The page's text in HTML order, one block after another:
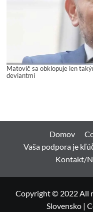
Matovič sa obklopuje len
deviantmi
Domov
Vaša podpora je
Kontakt/
Copyright © 2022 All
Slovensko |